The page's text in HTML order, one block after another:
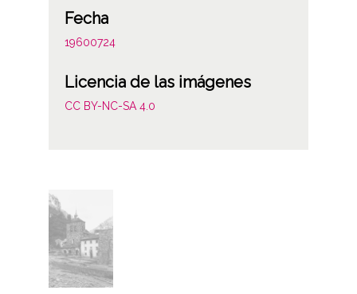
Fecha
19600724
Licencia de las imágenes
CC BY-NC-SA 4.0